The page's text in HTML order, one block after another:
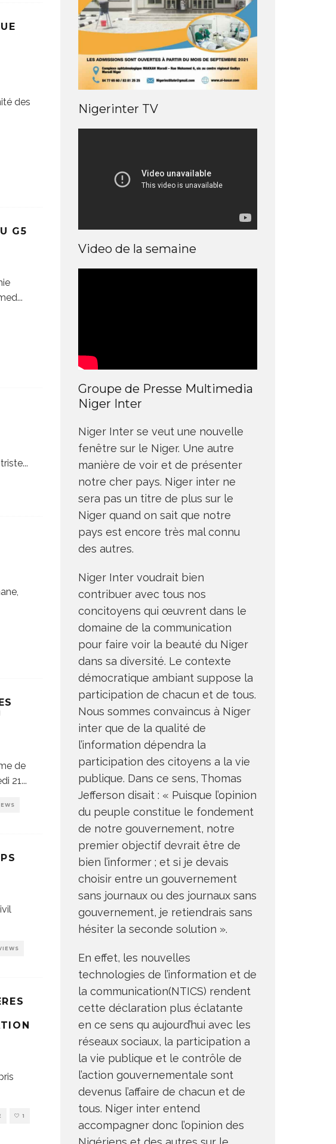
des
G5
...
...
de
21...
1
Nigerinter TV
Video de la semaine
Groupe de Presse Multimedia
Niger Inter
Niger Inter se veut une nouvelle
fenêtre sur le Niger. Une autre
manière de voir et de présenter
notre cher pays. Niger inter ne
sera pas un titre de plus sur le
Niger quand on sait que notre
pays est encore très mal connu
des autres.
Niger Inter voudrait bien
contribuer avec tous nos
concitoyens qui œuvrent dans le
domaine de la communication
pour faire voir la beauté du Niger
dans sa diversité. Le contexte
démocratique ambiant suppose la
participation de chacun et de tous.
Nous sommes convaincus à Niger
inter que de la qualité de
l’information dépendra la
participation des citoyens a la vie
publique. Dans ce sens, Thomas
Jefferson disait : « Puisque l’opinion
du peuple constitue le fondement
de notre gouvernement, notre
premier objectif devrait être de
bien l’informer ; et si je devais
choisir entre un gouvernement
sans journaux ou des journaux sans
gouvernement, je retiendrais sans
hésiter la seconde solution ».
En effet, les nouvelles
technologies de l’information et de
la communication(NTICS) rendent
cette déclaration plus éclatante
en ce sens qu aujourd’hui avec les
réseaux sociaux, la participation a
la vie publique et le contrôle de
l’action gouvernementale sont
devenus l’affaire de chacun et de
tous. Niger inter entend
accompagner donc l’opinion des